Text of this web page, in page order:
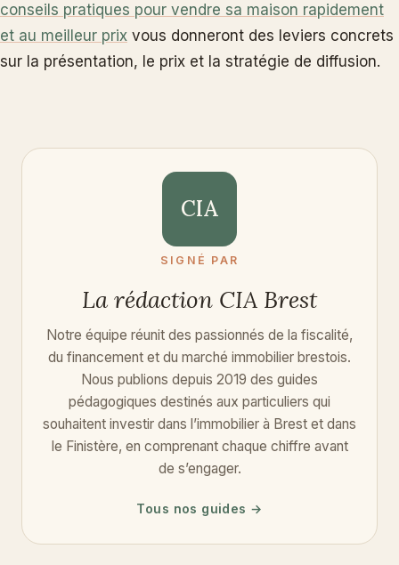
conseils pratiques pour vendre sa maison rapidement
et au meilleur prix vous donneront des leviers concrets
sur la présentation, le prix et la stratégie de diffusion.
CIA
SIGNÉ PAR
La rédaction CIA Brest
Notre équipe réunit des passionnés de la fiscalité,
du financement et du marché immobilier brestois.
Nous publions depuis 2019 des guides
pédagogiques destinés aux particuliers qui
souhaitent investir dans l’immobilier à Brest et dans
le Finistère, en comprenant chaque chiffre avant
de s’engager.
Tous nos guides →